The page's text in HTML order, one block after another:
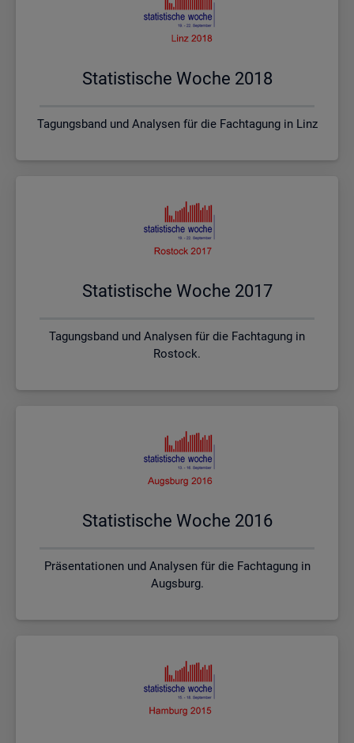
Sta­tis­ti­sche Woche 2018
Tagungsband und Analysen für die Fachtagung in Linz
Sta­tis­ti­sche Woche 2017
Tagungsband und Analysen für die Fachtagung in
Rostock.
Sta­tis­ti­sche Woche 2016
Präsentationen und Analysen für die Fachtagung in
Augsburg.